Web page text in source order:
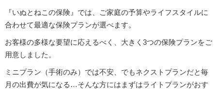
『いぬとねこの保険』では、ご家庭の予算やライフスタイルに
合わせて最適な保険プランが選べます。
お客様の多様な要望に応えるべく、大きく3つの保険プランをご
用意しました。
ミニプラン（手術のみ）では不安、でもネクストプランだと毎
月の出費が気になる…そんな方にはまずはライトプランがおす